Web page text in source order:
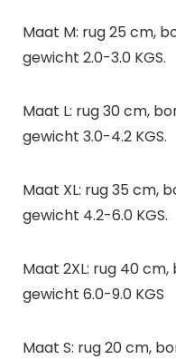
Maat M: rug 25 cm,
gewicht 2.0-3.0 KGS.
Maat L: rug 30 cm,
gewicht 3.0-4.2 KGS.
Maat XL: rug 35 cm,
gewicht 4.2-6.0 KGS.
Maat 2XL: rug 40
gewicht 6.0-9.0 KGS
Maat S: rug 20 cm,